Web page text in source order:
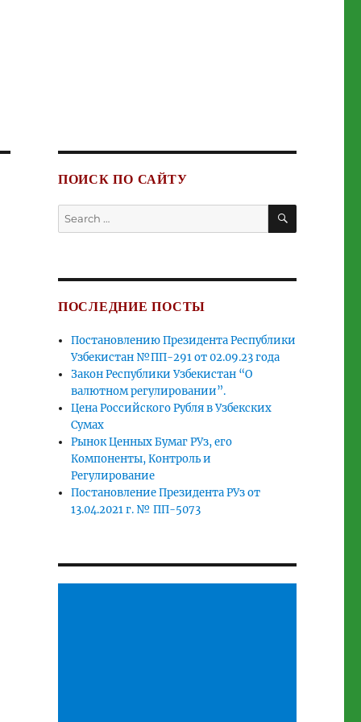
ПОИСК ПО САЙТУ
Search
for:
SEARCH
ПОСЛЕДНИЕ ПОСТЫ
Постановлению Президента Республики
Узбекистан №ПП-291 от 02.09.23 года
Закон Республики Узбекистан “О
валютном регулировании”.
Цена Российского Рубля в Узбекских
Сумах
Рынок Ценных Бумаг РУз, его
Компоненты, Контроль и
Регулирование
Постановление Президента РУз от
13.04.2021 г. № ПП-5073